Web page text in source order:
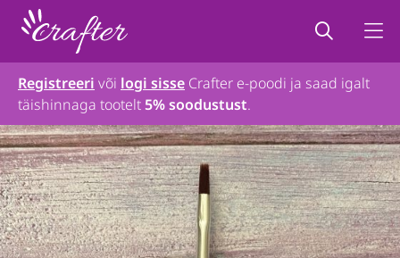
Registreeri või logi sisse Crafter e-poodi ja saad igalt
täishinnaga tootelt5% soodustust.